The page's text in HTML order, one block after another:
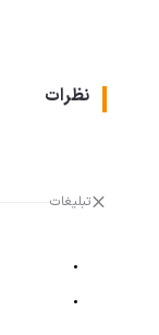
نظرات
تبلیغات